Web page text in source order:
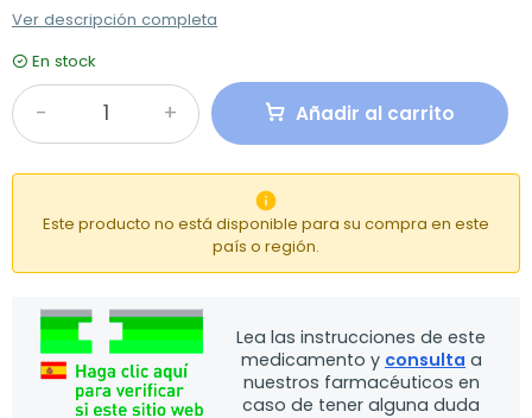
Ver descripción completa
En stock
Añadir al carrito

Este producto no está disponible para su compra en este
país o región.
Lea las instrucciones de este
medicamento y consulta a
nuestros farmacéuticos en
caso de tener alguna duda